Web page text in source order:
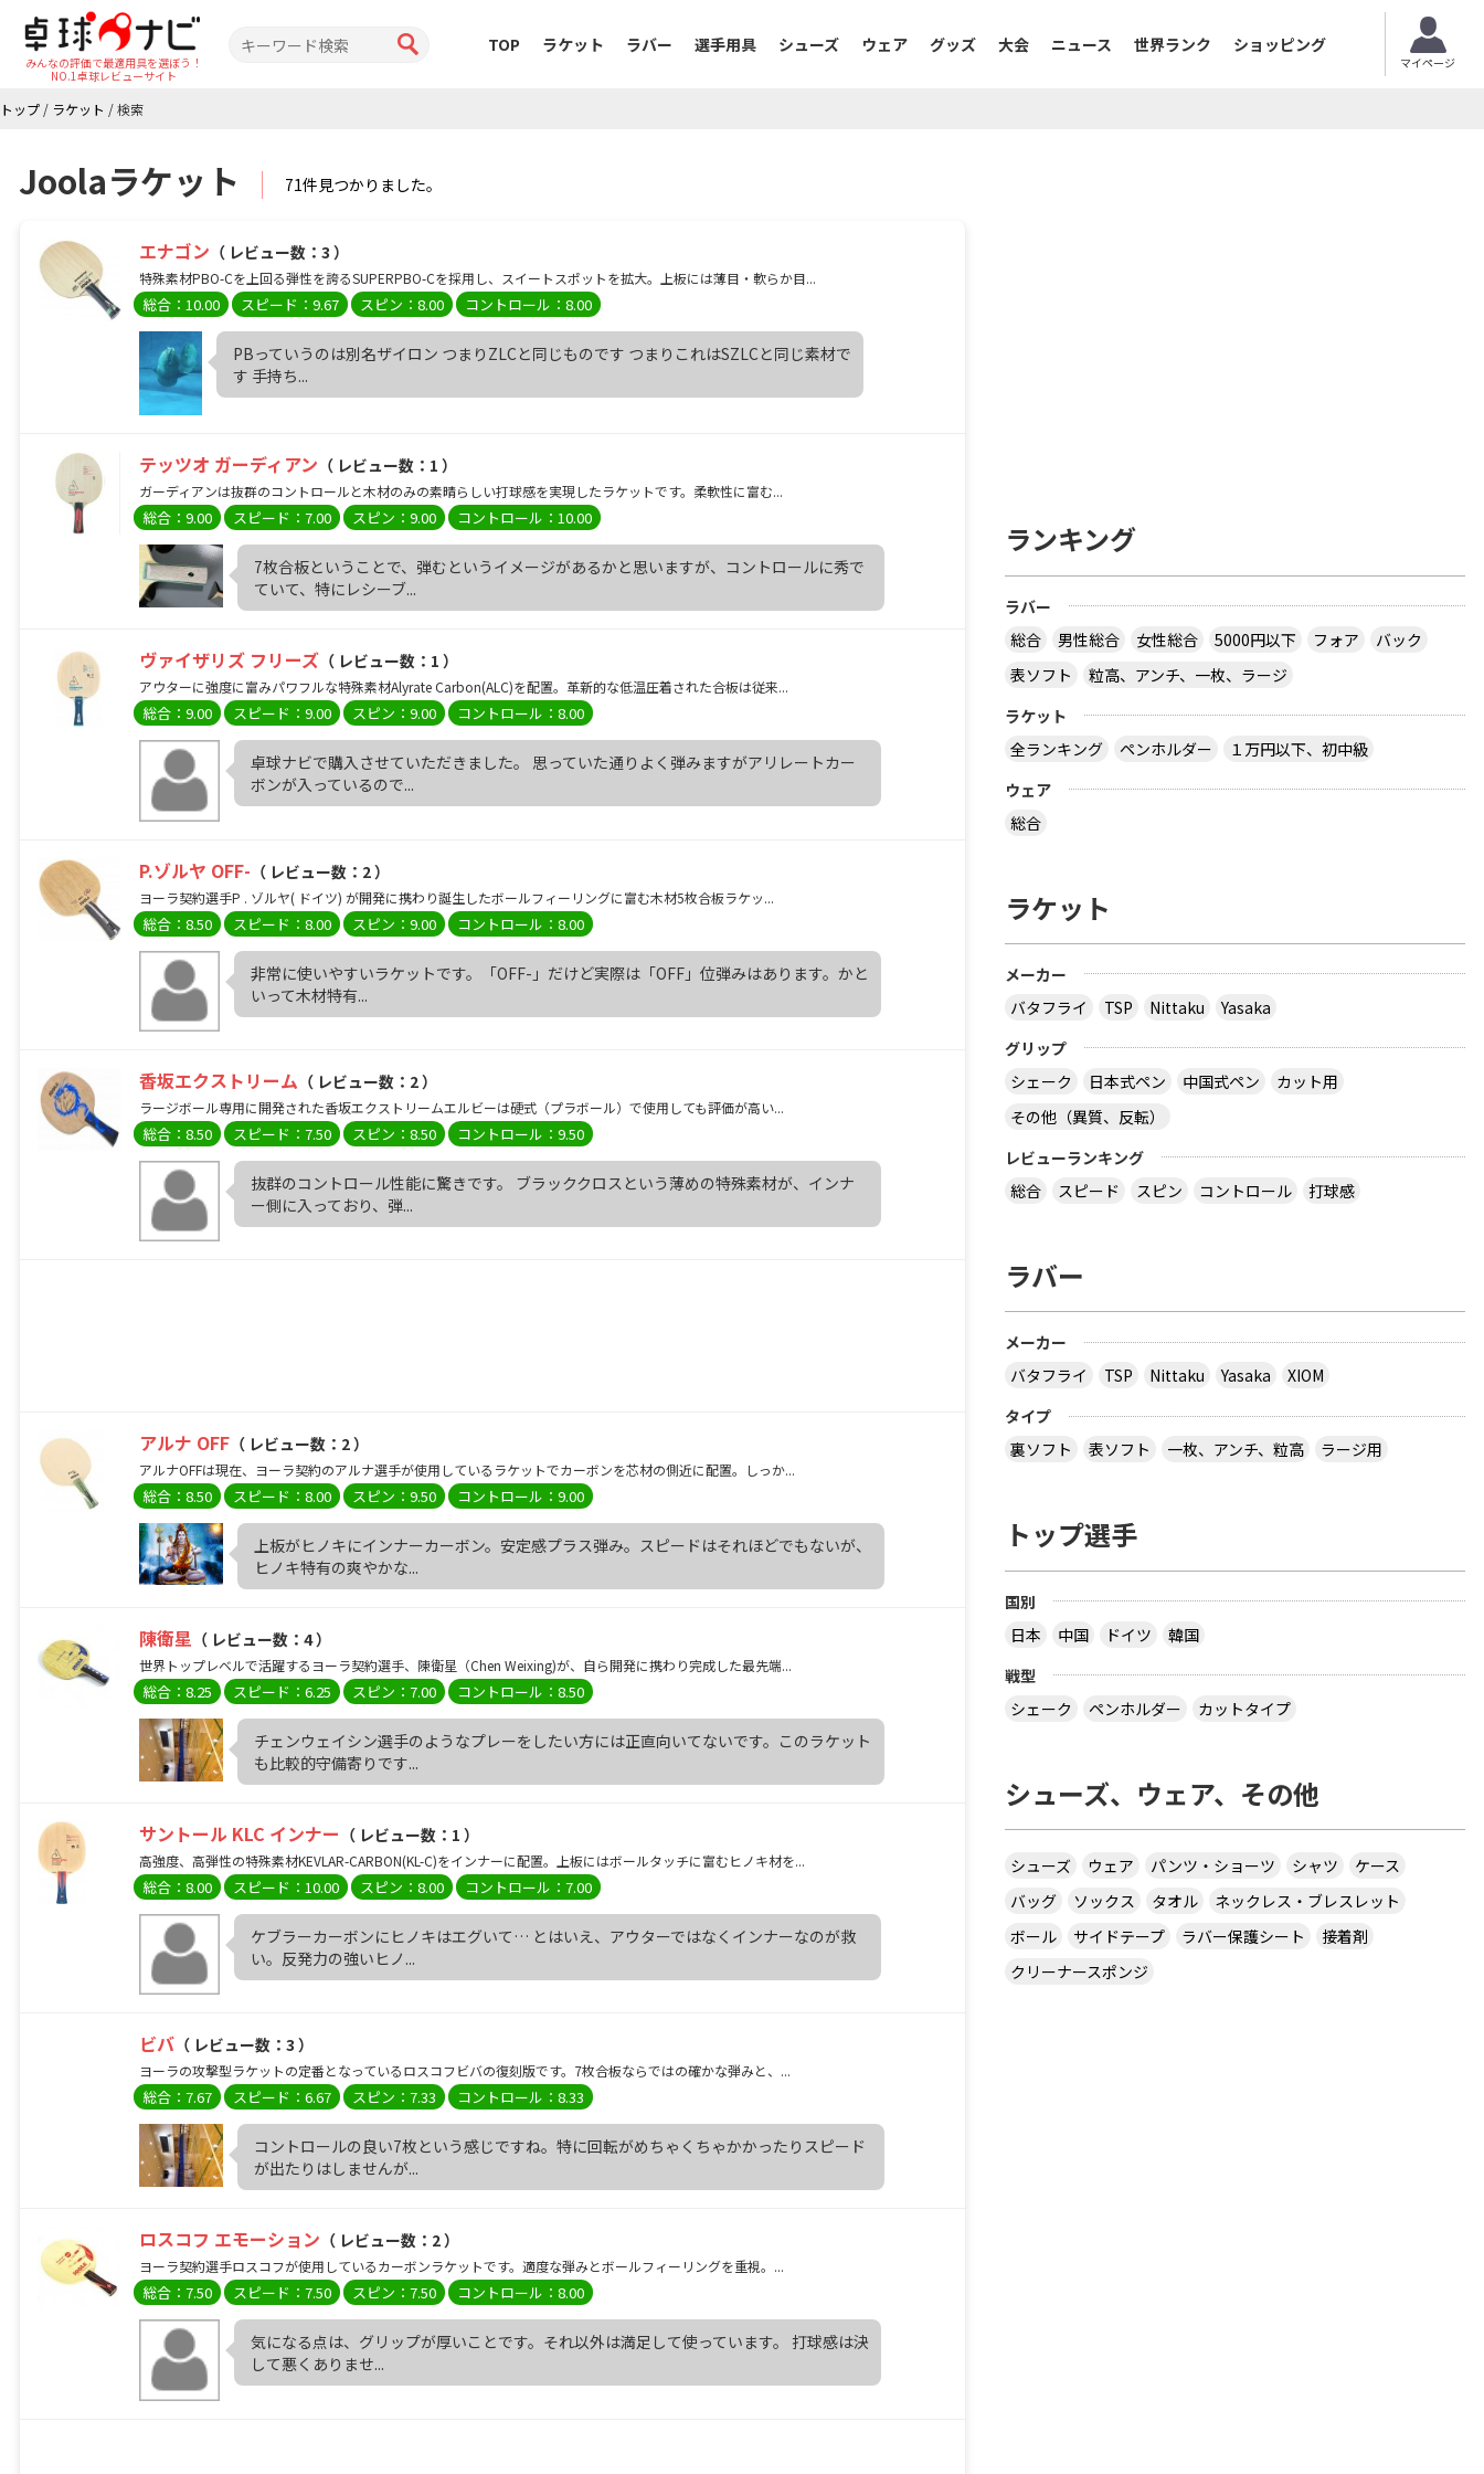
みんなの評価で最適用具を選ぼう！
NO.1卓球レビューサイト
TOP ラケット ラバー 選手用具 シューズ ウェア グッズ 大会 ニュース 世界ランク ショッピング
マイページ
トップ / ラケット /検索
Joolaラケット 71件見つかりました。
エナゴン （ レビュー数：3 ）
特殊素材PBO-Cを上回る弾性を誇るSUPERPBO-Cを採用し、スイートスポットを拡大。上板には薄目・軟らか目...
総合：10.00 スピード：9.67 スピン：8.00 コントロール：8.00
PBっていうのは別名ザイロン つまりZLCと同じものです つまりこれはSZLCと同じ素材で
す 手持ち...
テッツオ ガーディアン （ レビュー数：1 ）
ガーディアンは抜群のコントロールと木材のみの素晴らしい打球感を実現したラケットです。柔軟性に富む...
総合：9.00 スピード：7.00 スピン：9.00 コントロール：10.00
7枚合板ということで、弾むというイメージがあるかと思いますが、コントロールに秀で
ていて、特にレシーブ...
ヴァイザリズ フリーズ （ レビュー数：1 ）
アウターに強度に富みパワフルな特殊素材Alyrate Carbon(ALC)を配置。革新的な低温圧着された合板は従来...
総合：9.00 スピード：9.00 スピン：9.00 コントロール：8.00
卓球ナビで購入させていただきました。 思っていた通りよく弾みますがアリレートカー
ボンが入っているので...
P.ゾルヤ OFF- （ レビュー数：2 ）
ヨーラ契約選手P . ゾルヤ( ドイツ) が開発に携わり誕生したボールフィーリングに富む木材5枚合板ラケッ...
総合：8.50 スピード：8.00 スピン：9.00 コントロール：8.00
非常に使いやすいラケットです。「OFF-」だけど実際は「OFF」位弾みはあります。かと
いって木材特有...
香坂エクストリーム （ レビュー数：2 ）
ラージボール専用に開発された香坂エクストリームエルビーは硬式（プラボール）で使用しても評価が高い...
総合：8.50 スピード：7.50 スピン：8.50 コントロール：9.50
抜群のコントロール性能に驚きです。 ブラッククロスという薄めの特殊素材が、インナ
ー側に入っており、弾...
アルナ OFF （ レビュー数：2 ）
アルナOFFは現在、ヨーラ契約のアルナ選手が使用しているラケットでカーボンを芯材の側近に配置。しっか...
総合：8.50 スピード：8.00 スピン：9.50 コントロール：9.00
上板がヒノキにインナーカーボン。安定感プラス弾み。スピードはそれほどでもないが、
ヒノキ特有の爽やかな...
陳衛星 （ レビュー数：4 ）
世界トップレベルで活躍するヨーラ契約選手、陳衛星（Chen Weixing)が、自ら開発に携わり完成した最先端...
総合：8.25 スピード：6.25 スピン：7.00 コントロール：8.50
チェンウェイシン選手のようなプレーをしたい方には正直向いてないです。このラケット
も比較的守備寄りです...
サントール KLC インナー （ レビュー数：1 ）
高強度、高弾性の特殊素材KEVLAR-CARBON(KL-C)をインナーに配置。上板にはボールタッチに富むヒノキ材を...
総合：8.00 スピード：10.00 スピン：8.00 コントロール：7.00
ケブラーカーボンにヒノキはエグいて… とはいえ、アウターではなくインナーなのが救
い。反発力の強いヒノ...
ビバ （ レビュー数：3 ）
ヨーラの攻撃型ラケットの定番となっているロスコフビバの復刻版です。7枚合板ならではの確かな弾みと、...
総合：7.67 スピード：6.67 スピン：7.33 コントロール：8.33
コントロールの良い7枚という感じですね。特に回転がめちゃくちゃかかったりスピード
が出たりはしませんが...
ロスコフ エモーション （ レビュー数：2 ）
ヨーラ契約選手ロスコフが使用しているカーボンラケットです。適度な弾みとボールフィーリングを重視。...
総合：7.50 スピード：7.50 スピン：7.50 コントロール：8.00
気になる点は、グリップが厚いことです。それ以外は満足して使っています。 打球感は決
して悪くありませ...
ランキング
ラバー
総合
男性総合 女性総合 5000円以下 フォア
バック
表ソフト
粒高、アンチ、一枚、ラージ
ラケット
全ランキング
ペンホルダー
１万円以下、初中級
ウェア
総合
ラケット
メーカー
バタフライ
TSP Nittaku
Yasaka
グリップ
シェーク
日本式ペン 中国式ペン
カット用
その他（異質、反転）
レビューランキング
総合
スピード スピン コントロール 打球感
ラバー
メーカー
バタフライ
TSP Nittaku Yasaka
XIOM
タイプ
裏ソフト
表ソフト 一枚、アンチ、粒高 ラージ用
トップ選手
国別
日本
中国 ドイツ
韓国
戦型
シェーク
ペンホルダー カットタイプ
シューズ、ウェア、その他
シューズ ウェア パンツ・ショーツ シャツ
ケース
バッグ
ソックス タオル
ネックレス・ブレスレット
ボール
サイドテープ ラバー保護シート
接着剤
クリーナースポンジ